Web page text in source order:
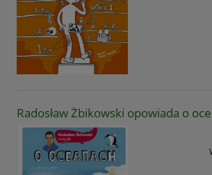
Radosław Żbikowski opowiada o